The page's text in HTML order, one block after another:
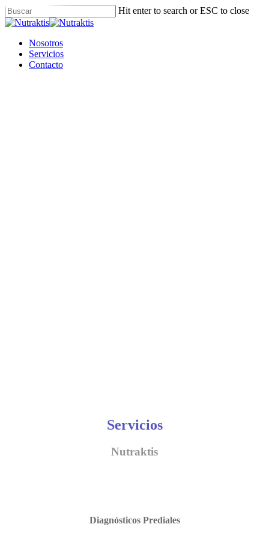
Skip
to
content
Hit enter to search or ESC to close
Close
Menu
Nosotros
Servicios
Contacto
Servicios
Nutraktis
Diagnósticos Prediales